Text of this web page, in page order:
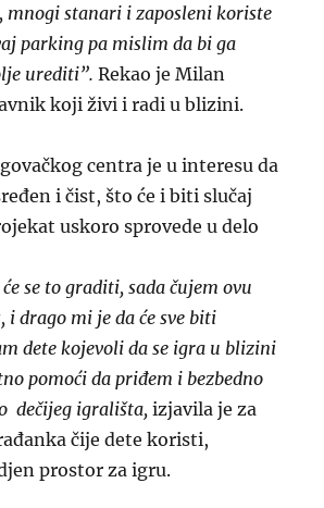
mnogi stanari i zaposleni koriste
parking pa mislim da bi ga
urediti”. Rekao je Milan
koji živi i radi u blizini.
centra je u interesu da
i čist, što će i biti slučaj
uskoro sprovede u delo
se to graditi, sada čujem ovu
i drago mi je da će sve biti
dete kojevoli da se igra u blizini
pomoći da priđem i bezbedno
dečijeg igrališta, izjavila je za
čije dete koristi,
prostor za igru.